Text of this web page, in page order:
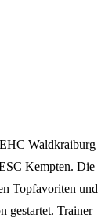
Waldkraiburg
Kempten. Die
Topfavoriten und
gestartet. Trainer